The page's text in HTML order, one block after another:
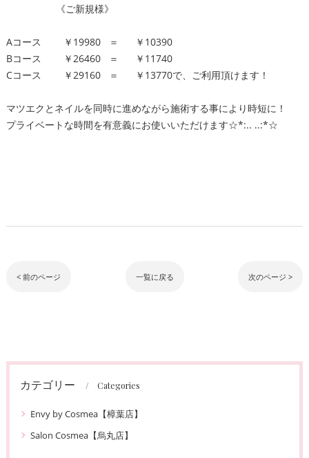
《ご新規様》
Aコース ￥19980 ＝ ￥10390
Bコース ￥26460 ＝ ￥11740
Cコース ￥29160 ＝ ￥13770で、ご利用頂けます！
マツエクとネイルを同時に進めながら施術する事により時短に！
プライベートな時間を有意義にお使いいただけます☆*:.. ..:*☆
< 前のページ 一覧に戻る 次のページ >
カテゴリー Categories
Envy by Cosmea【樟葉店】
Salon Cosmea【烏丸店】